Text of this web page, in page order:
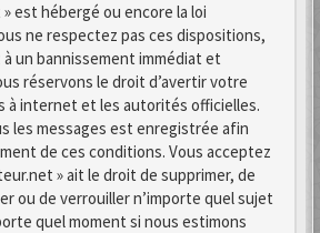
est hébergé ou encore la loi
ne respectez pas ces dispositions,
un bannissement immédiat et
réservons le droit d’avertir votre
à internet et les autorités officielles.
les messages est enregistrée afin
de ces conditions. Vous acceptez
» ait le droit de supprimer, de
ou de verrouiller n’importe quel sujet
quel moment si nous estimons